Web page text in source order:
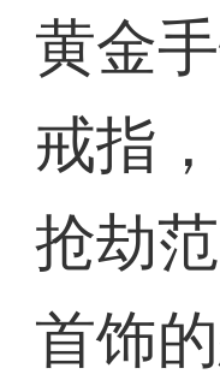
黄金
戒指
抢劫
首饰的